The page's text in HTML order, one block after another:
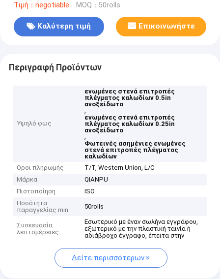
Τιμή：negotiable MOQ：50rolls
Καλύτερη τιμή Επικοινωνήστε
Περιγραφή Προϊόντων
Υψηλό φως
ενωμένες στενά επιτροπές
πλέγματος καλωδίων 0.5in
ανοξείδωτο
,
ενωμένες στενά επιτροπές
πλέγματος καλωδίων 0.25in
ανοξείδωτο
,
Φωτεινές ασημένιες ενωμένες
στενά επιτροπές πλέγματος
καλωδίων
Όροι πληρωμής
T/T, Western Union, L/C
Μάρκα
QIANPU
Πιστοποίηση
ISO
Ποσότητα
παραγγελίας min
50rolls
Συσκευασία
λεπτομέρειες
Εσωτερικό με έναν σωλήνα εγγράφου,
εξωτερικό με την πλαστική ταινία ή
αδιάβροχο έγγραφο, έπειτα στην
Δείτε περισσότερων